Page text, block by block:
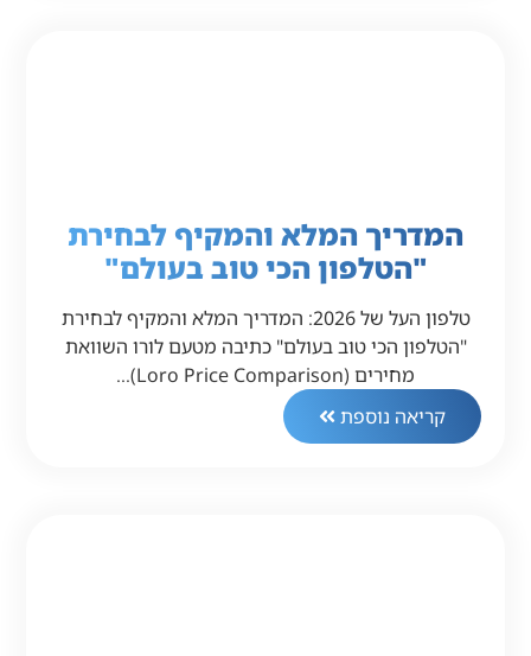
המדריך המלא והמקיף לבחירת
"הטלפון הכי טוב בעולם"
טלפון העל של 2026: המדריך המלא והמקיף לבחירת
"הטלפון הכי טוב בעולם" כתיבה מטעם לורו השוואת
מחירים (Loro Price Comparison)…
קריאה נוספת